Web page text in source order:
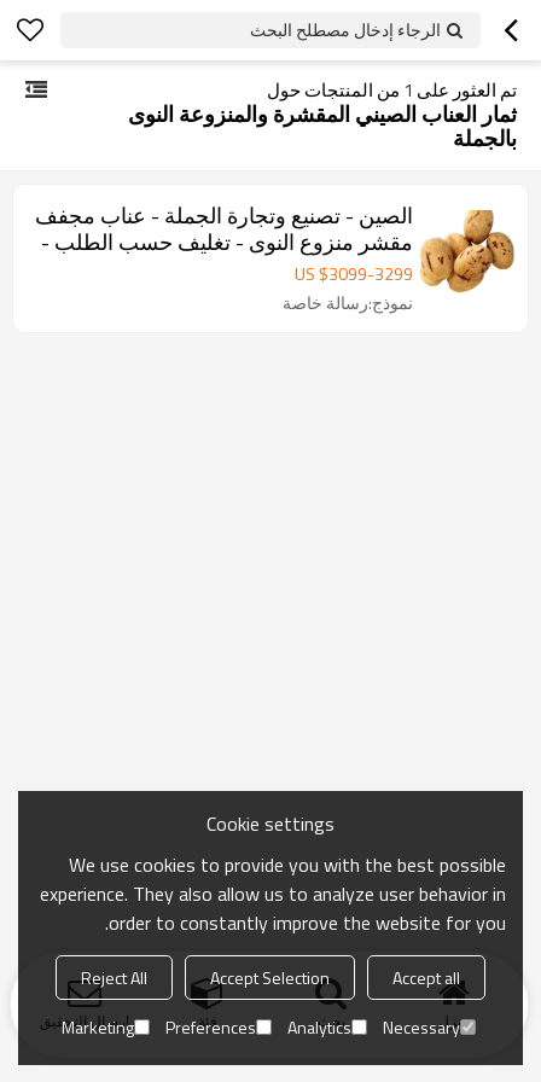
الرجاء إدخال مصطلح البحث
تم العثور على 1 من المنتجات حول
ثمار العناب الصيني المقشرة والمنزوعة النوى
بالجملة
الصين - تصنيع وتجارة الجملة - عناب مجفف
مقشر منزوع النوى - تغليف حسب الطلب -
توريد بالجملة
US $3099-3299
نموذج:رسالة خاصة
منزل بحث فئة ارسال التحقيق
Cookie settings
We use cookies to provide you with the best possible
experience. They also allow us to analyze user behavior in
order to constantly improve the website for you.
Accept all
Accept Selection
Reject All
Necessary
Analytics
Preferences
Marketing